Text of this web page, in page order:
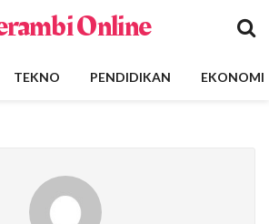
Online
TEKNO PENDIDIKAN EKONOMI